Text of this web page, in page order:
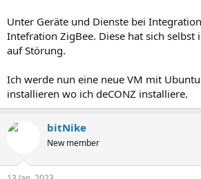
Unter Geräte und Dienste bei
Intefration ZigBee. Diese hat sich selbst
auf Störung.
Ich werde nun eine neue VM mit
installieren wo ich deCONZ installiere.
bitNike
New member